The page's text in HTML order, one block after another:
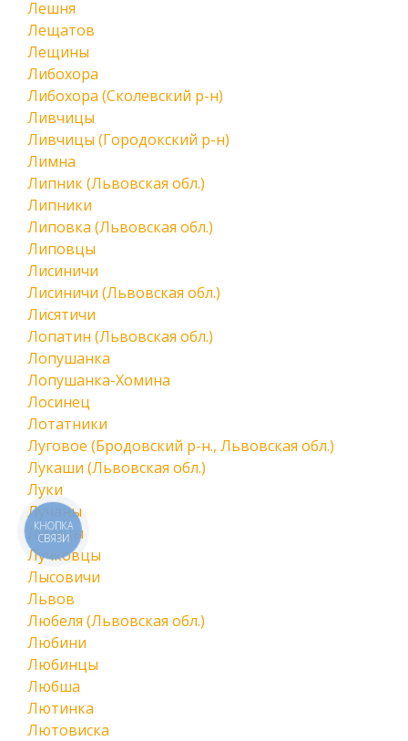
Лешня
Лещатов
Лещины
Либохора
Либохора (Сколевский р-н)
Ливчицы
Ливчицы (Городокский р-н)
Лимна
Липник (Львовская обл.)
Липники
Липовка (Львовская обл.)
Липовцы
Лисиничи
Лисиничи (Львовская обл.)
Лисятичи
Лопатин (Львовская обл.)
Лопушанка
Лопушанка-Хомина
Лосинец
Лотатники
Луговое (Бродовский р-н., Львовская обл.)
Лукаши (Львовская обл.)
Луки
Лучаны
Лучицы
Лучковцы
Лысовичи
Львов
Любеля (Львовская обл.)
Любини
Любинцы
Любша
Лютинка
Лютовиска
КНОПКА
СВЯЗИ